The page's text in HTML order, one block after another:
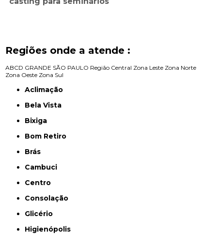
Regiões onde a atende :
ABCD GRANDE SÃO PAULO Região Central Zona Leste Zona Norte
Zona Oeste Zona Sul
Aclimação
Bela Vista
Bixiga
Bom Retiro
Brás
Cambuci
Centro
Consolação
Glicério
Higienópolis